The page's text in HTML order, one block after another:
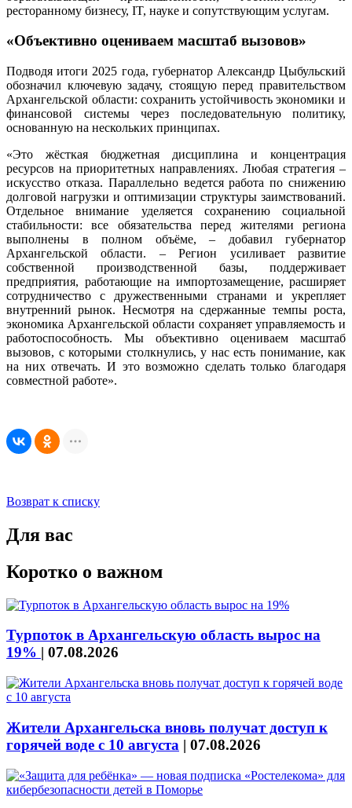
ресторанному бизнесу, IT, науке и сопутствующим услугам.
«Объективно оцениваем масштаб вызовов»
Подводя итоги 2025 года, губернатор Александр Цыбульский
обозначил ключевую задачу, стоящую перед правительством
Архангельской области: сохранить устойчивость экономики и
финансовой системы через последовательную политику,
основанную на нескольких принципах.
«Это жёсткая бюджетная дисциплина и концентрация
ресурсов на приоритетных направлениях. Любая стратегия –
искусство отказа. Параллельно ведется работа по снижению
долговой нагрузки и оптимизации структуры заимствований.
Отдельное внимание уделяется сохранению социальной
стабильности: все обязательства перед жителями региона
выполнены в полном объёме, – добавил губернатор
Архангельской области. – Регион усиливает развитие
собственной производственной базы, поддерживает
предприятия, работающие на импортозамещение, расширяет
сотрудничество с дружественными странами и укрепляет
внутренний рынок. Несмотря на сдержанные темпы роста,
экономика Архангельской области сохраняет управляемость и
работоспособность. Мы объективно оцениваем масштаб
вызовов, с которыми столкнулись, у нас есть понимание, как
на них отвечать. И это возможно сделать только благодаря
совместной работе».
Возврат к списку
Для вас
Коротко о важном
Турпоток в Архангельскую область вырос на
19% | 07.08.2026
Жители Архангельска вновь получат доступ к
горячей воде с 10 августа | 07.08.2026